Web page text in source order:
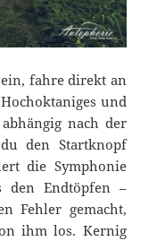
fahre direkt an
und
nach der
den Startknopf
die Symphonie
den Endtöpfen –
Fehler gemacht,
ihm los. Kernig